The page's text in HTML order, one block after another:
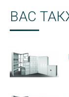
ВАС